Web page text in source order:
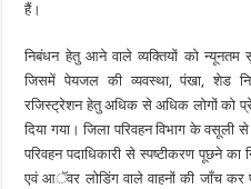
हैं।
निबंधन हेतु आने वाले व्यक्तियों को न्यूनतम
जिसमें पेयजल की व्यवस्था, पंखा, शेड
रजिस्ट्रेशन हेतु अधिक से अधिक लोगों को
दिया गया। जिला परिवहन विभाग के वसूली
परिवहन पदाधिकारी से स्पष्टीकरण पूछने का
एवं आॅवर लोडिंग वाले वाहनों की जाँच कर